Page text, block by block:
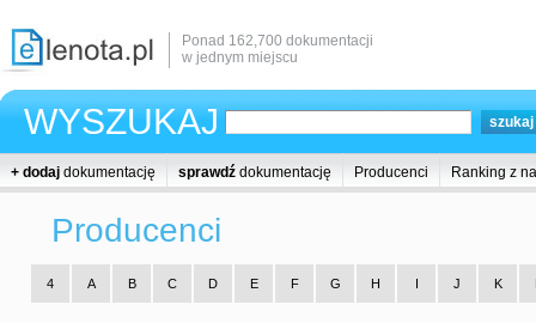
Ponad 162,700 dokumentacji
w jednym miejscu
WYSZUKAJ
+ dodaj dokumentację sprawdź dokumentację Producenci Ranking z
Producenci
4 A B C D E F G H I J K